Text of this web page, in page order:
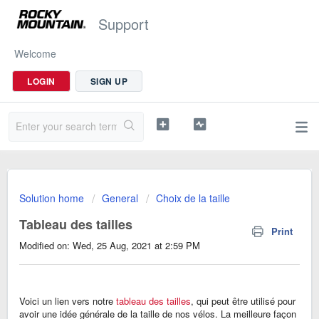
Support
Welcome
LOGIN SIGN UP
Solution home General Choix de la taille
Tableau des tailles
Print
Modified on: Wed, 25 Aug, 2021 at 2:59 PM
Voici un lien vers notre tableau des tailles, qui peut être utilisé pour
avoir une idée générale de la taille de nos vélos. La meilleure façon